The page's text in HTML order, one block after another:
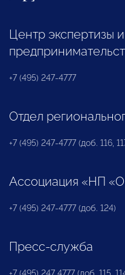
Центр экспертизы
+7 (495) 247-4777
Отдел
+7 (495) 247-4777 (доб. 116,
Ассоциация «НП
+7 (495) 247-4777 (доб. 124)
Пресс-служба